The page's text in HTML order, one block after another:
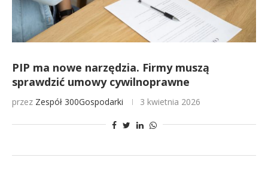
PIP ma nowe narzędzia. Firmy muszą
sprawdzić umowy cywilnoprawne
przez Zespół 300Gospodarki 3 kwietnia 2026